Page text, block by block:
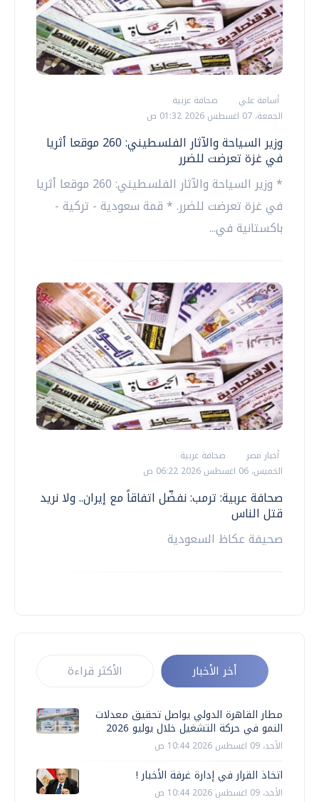
أسامة علي
صحافة عربية
الجمعة، 07 اغسطس 2026 01:32 ص
وزير السياحة والآثار الفلسطيني: 260 موقعا أثريا
في غزة تعرضت للضرر
* وزير السياحة والآثار الفلسطيني: 260 موقعا أثريا
في غزة تعرضت للضرر. * قمة سعودية - تركية -
باكستانية في...
أخبار مصر
صحافة عربية
الخميس، 06 اغسطس 2026 06:22 ص
صحافة عربية: ترمب: نفضّل اتفاقاً مع إيران.. ولا نريد
قتل الناس
صحيفة عكاظ السعودية
أخر الأخبار الأكثر قراءة
مطار القاهرة الدولي يواصل تحقيق معدلات
النمو في حركة التشغيل خلال يوليو 2026
الأحد، 09 اغسطس 2026 10:44 ص
اتخاذ القرار في إدارة غرفة الأخبار !
الأحد، 09 اغسطس 2026 10:44 ص